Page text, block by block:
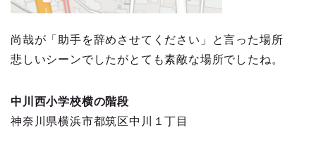
尚哉が「助手を辞めさせてください」と言った場所
悲しいシーンでしたがとても素敵な場所でしたね。
中川西小学校横の階段
神奈川県横浜市都筑区中川１丁目